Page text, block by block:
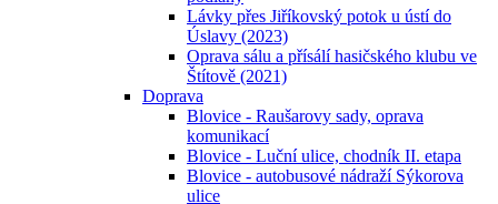
Lávky přes Jiříkovský potok u ústí do
Úslavy (2023)
Oprava sálu a přísálí hasičského klubu ve
Štítově (2021)
Doprava
Blovice - Raušarovy sady, oprava
komunikací
Blovice - Luční ulice, chodník II. etapa
Blovice - autobusové nádraží Sýkorova
ulice